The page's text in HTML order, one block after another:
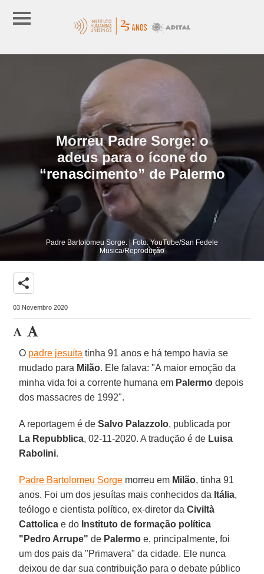
Morreu Padre Sorge: o
adeus para o ícone do
“renascimento” de Palermo
Padre Bartolomeu Sorge. | Foto: YouTube/San Fedele
Musica/Reprodução
share
03 Novembro 2020
O padre jesuíta tinha 91 anos e há tempo havia se
mudado para Milão. Ele falava: "A maior emoção da
minha vida foi a corrente humana em Palermo depois
dos massacres de 1992".
A reportagem é deSalvo Palazzolo, publicada por
La Repubblica, 02-11-2020. A tradução é de Luisa
Rabolini.
Padre Bartolomeu Sorge morreu em Milão, tinha 91
anos. Foi um dos jesuítas mais conhecidos da Itália,
teólogo e cientista político, ex-diretor daCiviltà
Cattolica e do Instituto de formação política
"Pedro Arrupe" de Palermo e, principalmente, foi
um dos pais da "Primavera" da cidade. Ele nunca
deixou de dar sua contribuição para o debate público